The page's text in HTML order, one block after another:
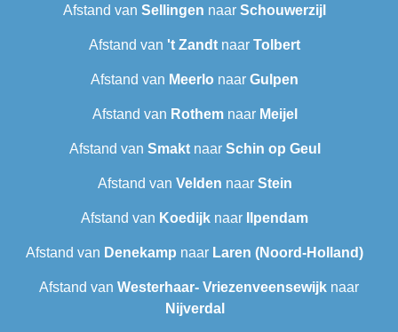
Afstand van Sellingen naar Schouwerzijl
Afstand van 't Zandt naar Tolbert
Afstand van Meerlo naar Gulpen
Afstand van Rothemnaar Meijel
Afstand van Smaktnaar Schin op Geul
Afstand van Velden naar Stein
Afstand van Koedijk naar Ilpendam
Afstand van Denekamp naar Laren (Noord-Holland)
Afstand van Westerhaar- Vriezenveensewijk naar
Nijverdal